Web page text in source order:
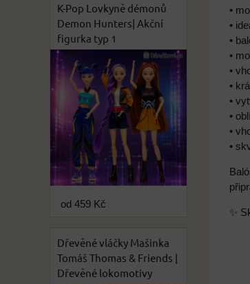
•
•
•
•
•
•
•
•
•
•
✨
K-Pop Lovkyně démonů
Demon Hunters| Akční
figurka typ 1
od 459 Kč
Dřevěné vláčky Mašinka
Tomáš Thomas & Friends |
Dřevěné lokomotivy